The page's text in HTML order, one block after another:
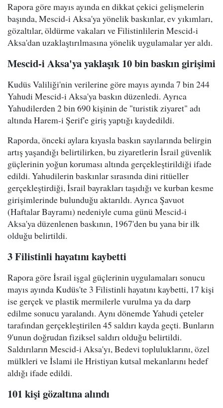
Rapora göre mayıs ayında en dikkat çekici gelişmelerin
başında, Mescid-i Aksa'ya yönelik baskınlar, ev yıkımları,
gözaltılar, öldürme vakaları ve Filistinlilerin Mescid-i
Aksa'dan uzaklaştırılmasına yönelik uygulamalar yer aldı.
Mescid-i Aksa'ya yaklaşık 10 bin baskın girişimi
Kudüs Valiliği'nin verilerine göre mayıs ayında 7 bin 244
Yahudi Mescid-i Aksa'ya baskın düzenledi. Ayrıca
Yahudilerden 2 bin 690 kişinin de "turistik ziyaret" adı
altında Harem-i Şerif'e giriş yaptığı kaydedildi.
Raporda, önceki aylara kıyasla baskın sayılarında belirgin
artış yaşandığı belirtilirken, bu ziyaretlerin İsrail güvenlik
güçlerinin yoğun koruması altında gerçekleştirildiği ifade
edildi. Yahudilerin baskınlar sırasında dini ritüeller
gerçekleştirdiği, İsrail bayrakları taşıdığı ve kurban kesme
girişimlerinde bulunduğu aktarıldı. Ayrıca Şavuot
(Haftalar Bayramı) nedeniyle cuma günü Mescid-i
Aksa'ya düzenlenen baskının, 1967'den bu yana bir ilk
olduğu belirtildi.
3 Filistinli hayatını kaybetti
Rapora göre İsrail işgal güçlerinin uygulamaları sonucu
mayıs ayında Kudüs'te 3 Filistinli hayatını kaybetti, 17 kişi
ise gerçek ve plastik mermilerle vurulma ya da darp
edilme sonucu yaralandı. Aynı dönemde Yahudi çeteler
tarafından gerçekleştirilen 45 saldırı kayda geçti. Bunların
9'unun doğrudan fiziksel saldırı olduğu belirtildi.
Saldırıların Mescid-i Aksa'yı, Bedevi topluluklarını, özel
mülkleri ve İslami ile Hristiyan kutsal mekanlarını hedef
aldığı ifade edildi.
101 kişi gözaltına alındı